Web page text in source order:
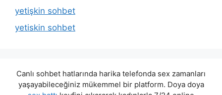
yetişkin sohbet
yetiskin sohbet
Canlı sohbet hatlarında harika telefonda sex zamanları
yaşayabileceğiniz mükemmel bir platform. Doya doya